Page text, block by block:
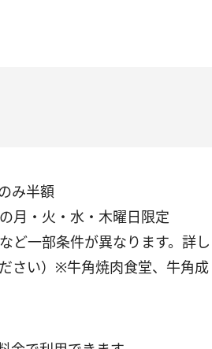
み半額
月・火・水・木曜日限定
ど一部条件が異なります。詳し
さい）※牛角焼肉食堂、牛角成